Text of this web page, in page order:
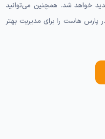
خواهد شد. همچنین می‌توانید
پارس هاست را برای مدیریت بهتر